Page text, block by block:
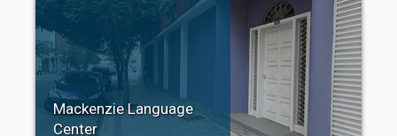
Mackenzie Language
Center